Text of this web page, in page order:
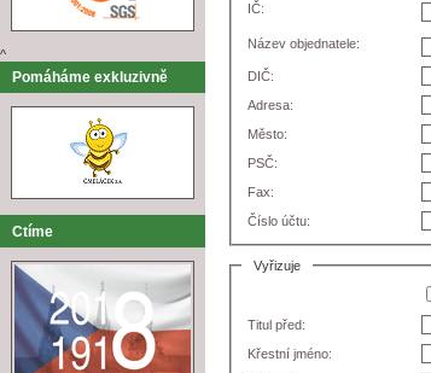
^
Pomáháme exkluzivně
Ctíme
IČ:
Název objednatele:
DIČ:
Adresa:
Město:
PSČ:
Fax:
Číslo účtu:
Vyřizuje
Titul před:
Křestní jméno: